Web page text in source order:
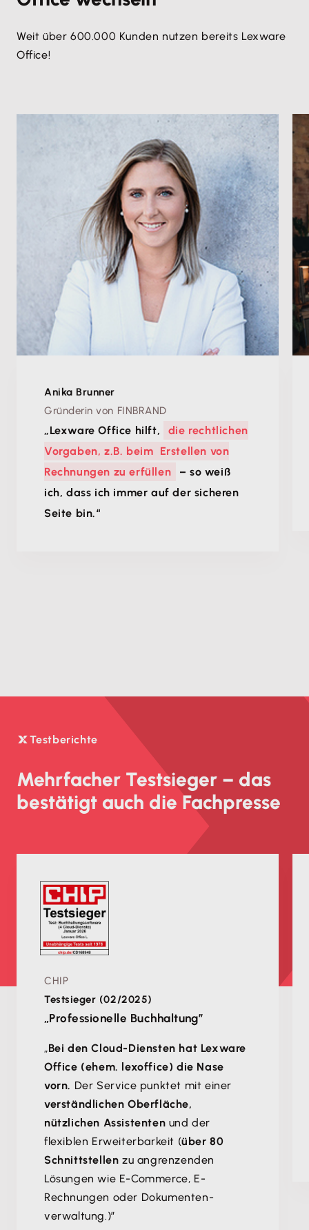
Weit über 600.000 Kunden nutzen bereits Lexware
Office!
Anika Brunner
Gründerin von FINBRAND
„Lexware Office hilft,
die rechtlichen
Vorgaben, z.B. beim Erstellen von
Rechnungen zu erfüllen
– so weiß
ich, dass ich immer auf der sicheren
Seite bin.“
Testberichte
Mehrfacher Testsieger – das
bestätigt auch die Fachpresse
CHIP
Testsieger (02/2025)
„Professionelle Buchhaltung”
„Bei den Cloud-Diensten hat Lexware
Office (ehem. lexoffice) die Nase
vorn. Der Service punktet mit einer
verständlichen Oberfläche,
nützlichen Assistenten und der
flexiblen Erweiterbarkeit (über 80
Schnittstellen zu angrenzenden
Lösungen wie E-Commerce, E-
Rechnungen oder Dokumenten­
verwaltung.)”